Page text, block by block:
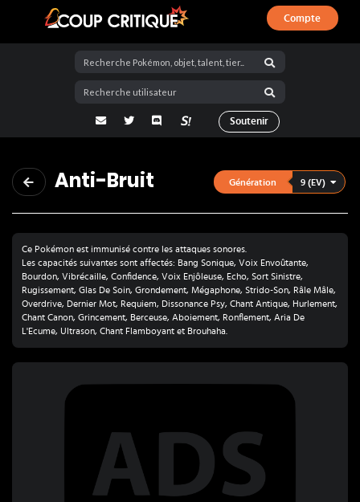
Coup Critique
Compte
adresse email
Twitter Discord La Salty Room sur Pokémon
Soutenir
Anti-Bruit Génération 9 (EV)
Ce Pokémon est immunisé contre les attaques sonores.
Les capacités suivantes sont affectés: Bang Sonique, Voix Envoûtante,
Bourdon, Vibrécaille, Confidence, Voix Enjôleuse, Echo, Sort Sinistre,
Rugissement, Glas De Soin, Grondement, Mégaphone, Strido-Son, Râle Mâle,
Overdrive, Dernier Mot, Requiem, Dissonance Psy, Chant Antique, Hurlement,
Chant Canon, Grincement, Berceuse, Aboiement, Ronflement, Aria De
L'Ecume, Ultrason, Chant Flamboyant et Brouhaha.